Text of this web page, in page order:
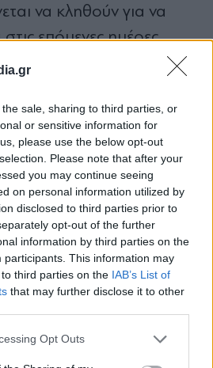
sale, sharing to third parties, or
or sensitive information for
please use the below opt-out
Please note that after your
you may continue seeing
on personal information utilized by
disclosed to third parties prior to
opt-out of the further
information by third parties on the
participants. This information may
third parties on the IAB’s List of
that may further disclose it to other
Opt Outs
να κληθούν για να
επόμενες ημέρες.
«νησί των ανέμων»
έρευνες προκύπτει πως η
είχε ανοίξει
Greek Mafia,
να είχαν επιδιώξει
των πρώτων. Μάλιστα,
«θείου Τζο» στα
από την ΕΛΑΣ σε
των «τσιγαράδων».
πηγές
που πέτυχαν οι
στο newsletter